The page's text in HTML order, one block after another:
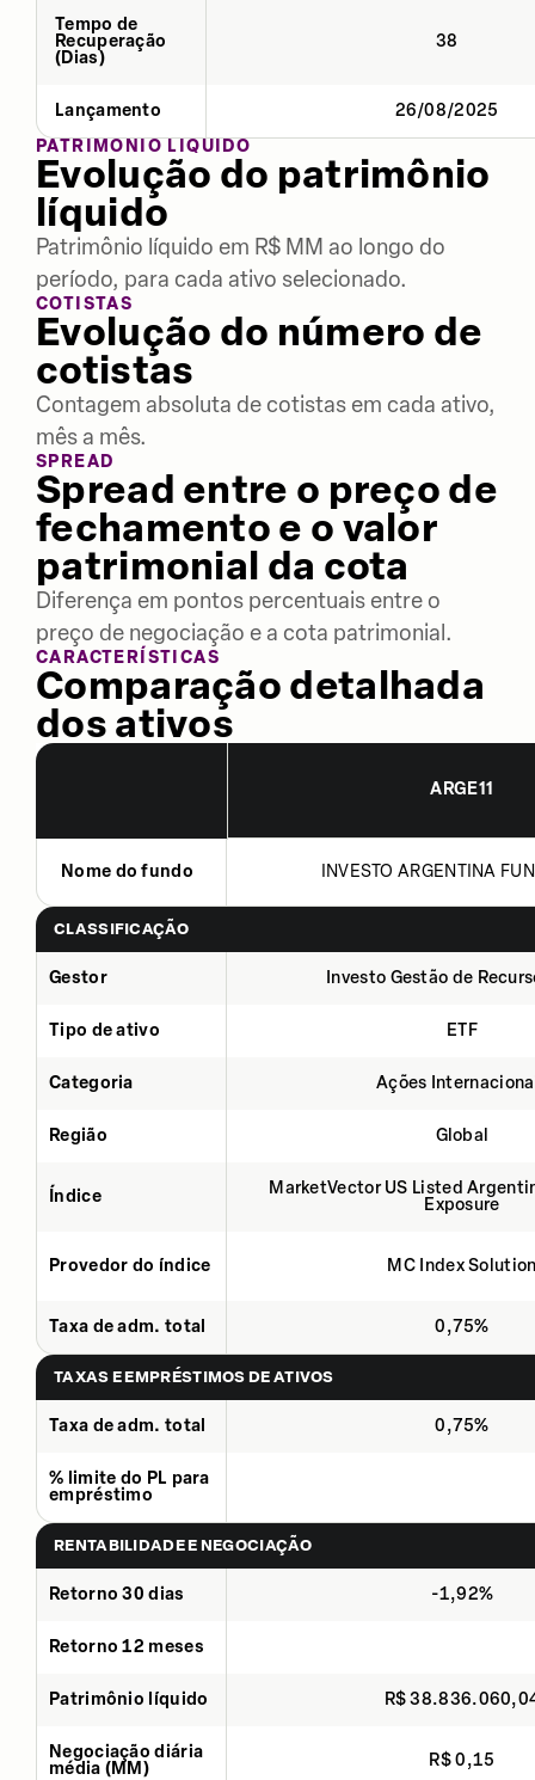
Tempo de
Recuperação
(Dias)
38
Lançamento
26/08/2025
PATRIMÔNIO LÍQUIDO
Evolução do patrimônio
líquido
Patrimônio líquido em R$ MM ao longo do
período, para cada ativo selecionado.
COTISTAS
Evolução do número de
cotistas
Contagem absoluta de cotistas em cada ativo,
mês a mês.
SPREAD
Spread entre o preço de
fechamento e o valor
patrimonial da cota
Diferença em pontos percentuais entre o
preço de negociação e a cota patrimonial.
CARACTERÍSTICAS
Comparação detalhada
dos ativos
ARGE11
Nome do fundo INVESTO ARGENTINA
CLASSIFICAÇÃO
Gestor Investo Gestão de
Tipo de ativo ETF
Categoria Ações
Região Global
Índice
MarketVector US Listed
Exposure
Provedor do índice MC Index
Taxa de adm. total 0,75%
TAXAS E EMPRÉSTIMOS DE ATIVOS
Taxa de adm. total 0,75%
% limite do PL para
empréstimo
RENTABILIDADE E NEGOCIAÇÃO
Retorno 30 dias -1,92%
Retorno 12 meses
Patrimônio líquido R$
Negociação diária
média (MM)
R$ 0,15